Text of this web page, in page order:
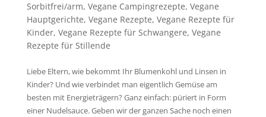
Sorbitfrei/arm, Vegane Campingrezepte, Vegane
Hauptgerichte, Vegane Rezepte, Vegane Rezepte für
Kinder, Vegane Rezepte für Schwangere, Vegane
Rezepte für Stillende
Liebe Eltern, wie bekommt Ihr Blumenkohl und Linsen in
Kinder? Und wie verbindet man eigentlich Gemüse am
besten mit Energieträgern? Ganz einfach: püriert in Form
einer Nudelsauce. Geben wir der ganzen Sache noch einen